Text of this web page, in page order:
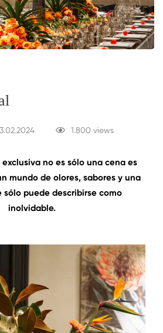
1.800 views
no es sólo una cena es
mundo de olores, sabores y una
sólo puede describirse como
inolvidable.